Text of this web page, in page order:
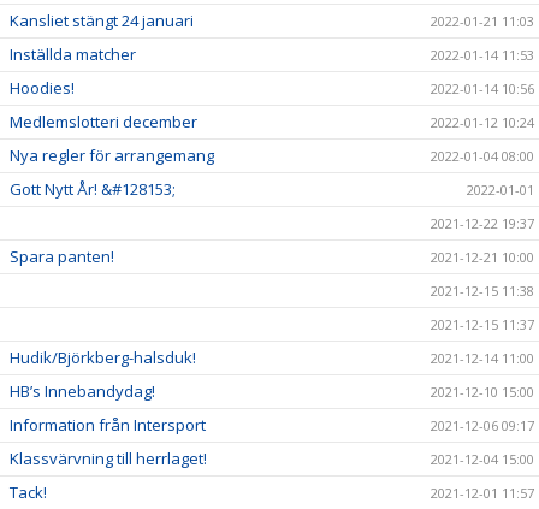
Kansliet stängt 24 januari 2022-01-21 11:03
Inställda matcher 2022-01-14 11:53
Hoodies! 2022-01-14 10:56
Medlemslotteri december 2022-01-12 10:24
Nya regler för arrangemang 2022-01-04 08:00
Gott Nytt År! &#128153;
2022-01-01
2021-12-22 19:37
Spara panten!
2021-12-21 10:00
2021-12-15 11:38
2021-12-15 11:37
Hudik/Björkberg-halsduk! 2021-12-14 11:00
HB’s Innebandydag! 2021-12-10 15:00
Information från Intersport 2021-12-06 09:17
Klassvärvning till herrlaget! 2021-12-04 15:00
Tack! 2021-12-01 11:57